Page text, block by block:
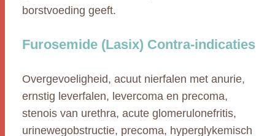
borstvoeding geeft.
Furosemide (Lasix) Contra-indicaties
Overgevoeligheid, acuut nierfalen met anurie,
ernstig leverfalen, levercoma en precoma,
stenois van urethra, acute glomerulonefritis,
urinewegobstructie, precoma, hyperglykemisch